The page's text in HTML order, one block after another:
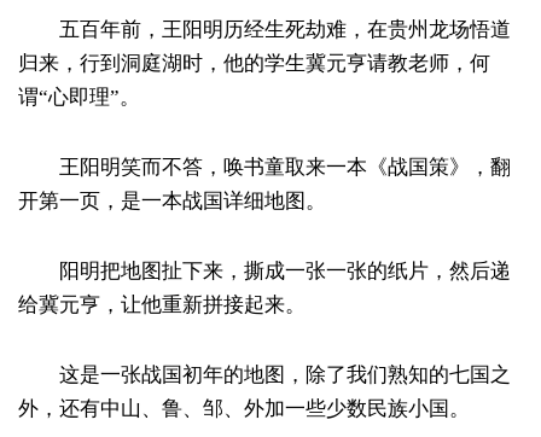
五百年前，王阳明历经生死劫难，在贵州龙场悟道
归来，行到洞庭湖时，他的学生冀元亨请教老师，何
谓“心即理”。
王阳明笑而不答，唤书童取来一本《战国策》，翻
开第一页，是一本战国详细地图。
阳明把地图扯下来，撕成一张一张的纸片，然后递
给冀元亨，让他重新拼接起来。
这是一张战国初年的地图，除了我们熟知的七国之
外，还有中山、鲁、邹、外加一些少数民族小国。